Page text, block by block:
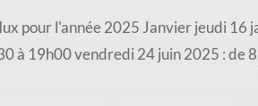
pour l'année 2025 Janvier jeudi
à 19h00 vendredi 24 juin 2025 : de